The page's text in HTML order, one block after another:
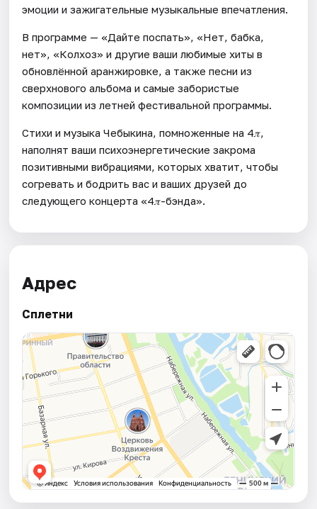
эмоции и зажигательные музыкальные впечатления.
В программе — «Дайте поспать», «Нет, бабка,
нет», «Колхоз» и другие ваши любимые хиты в
обновлённой аранжировке, а также песни из
сверхнового альбома и самые забористые
композиции из летней фестивальной программы.
Стихи и музыка Чебыкина, помноженные на 4𝜋,
наполнят ваши психоэнергетические закрома
позитивными вибрациями, которых хватит, чтобы
согревать и бодрить вас и ваших друзей до
следующего концерта «4𝜋-бэнда».
Адрес
Сплетни